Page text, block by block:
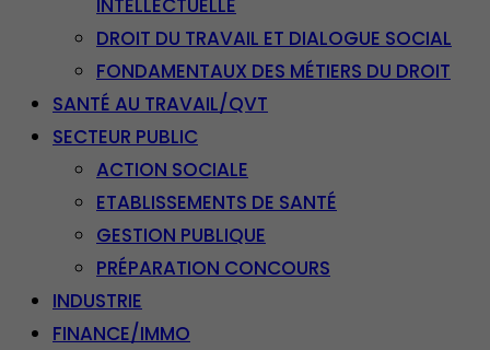
INTELLECTUELLE
DROIT DU TRAVAIL ET DIALOGUE SOCIAL
FONDAMENTAUX DES MÉTIERS DU DROIT
SANTÉ AU TRAVAIL/QVT
SECTEUR PUBLIC
ACTION SOCIALE
ETABLISSEMENTS DE SANTÉ
GESTION PUBLIQUE
PRÉPARATION CONCOURS
INDUSTRIE
FINANCE/IMMO